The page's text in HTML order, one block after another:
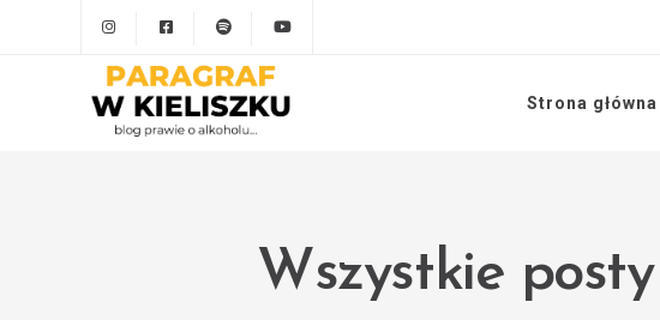
Strona główna
Wszystkie